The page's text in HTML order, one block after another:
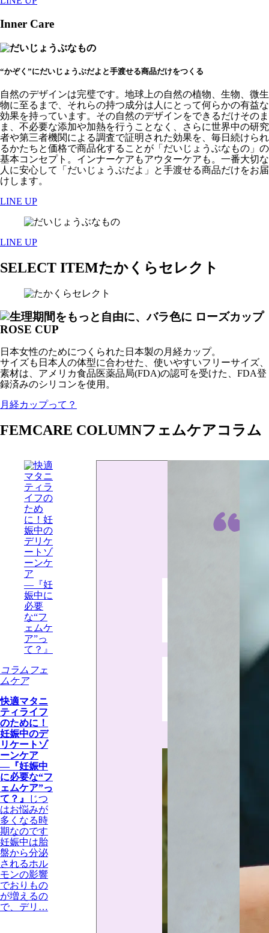
Inner Care
“かぞく”にだいじょうぶだよと手渡せる商品だけをつくる
自然のデザインは完璧です。地球上の自然の植物、生物、微生
物に至るまで、それらの持つ成分は人にとって何らかの有益な
効果を持っています。その自然のデザインをできるだけそのま
ま、不必要な添加や加熱を行うことなく、さらに世界中の研究
者や第三者機関による調査で証明された効果を、毎日続けられ
るかたちと価格で商品化することが「だいじょうぶなもの」の
基本コンセプト。インナーケアもアウターケアも。一番大切な
人に安心して「だいじょうぶだよ」と手渡せる商品だけをお届
けします。
LINE UP
LINE UP
SELECT ITEMたかくらセレクト
日本女性のためにつくられた日本製の月経カップ。
サイズも日本人の体型に合わせた、使いやすいフリーサイズ、
素材は、アメリカ食品医薬品局(FDA)の認可を受けた、FDA登
録済みのシリコンを使用。
月経カップって？
FEMCARE COLUMNフェムケアコラム
コラム フェ
ムケア
快適マタニ
ティライフ
のために！
妊娠中のデ
リケートゾ
ーンケア
―『妊娠中
に必要な“フ
ェムケア”っ
て？』
じつ
はお悩みが
多くなる時
期なのです
妊娠中は胎
盤から分泌
されるホル
モンの影響
でおりもの
が増えるの
で、デリ…